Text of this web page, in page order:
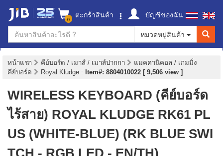
0 ตะกร้าสินค้า
บัญชีของฉัน
หมวดหมู่สินค้า
หน้าแรก คีย์บอร์ด / เมาส์ / เมาส์ปากกา
แมคคานิคอล / เกมมิ่ง
คีย์บอร์ด
Royal Kludge : Item#: 8804010022 [ 9,506 view ]
WIRELESS KEYBOARD (คีย์บอร์ด
ไร้สาย) ROYAL KLUDGE RK61 PL
US (WHITE-BLUE) (RK BLUE SWI
TCH - RGB LED - EN/TH)